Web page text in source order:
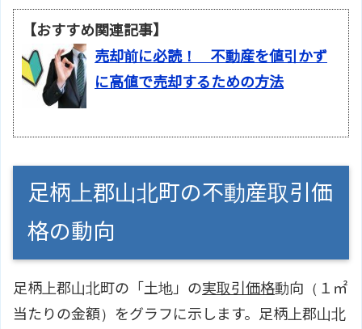
【おすすめ関連記事】
売却前に必読！ 不動産を値引かず
に高値で売却するための方法
足柄上郡山北町の不動産取引価
格の動向
足柄上郡山北町の「土地」の実取引価格動向（１㎡
当たりの金額）をグラフに示します。足柄上郡山北